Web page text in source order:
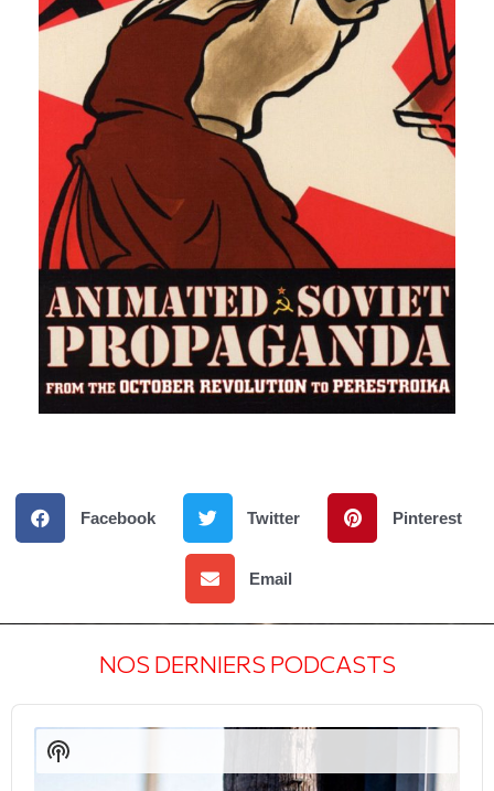
Facebook Twitter Pinterest
Email
NOS DERNIERS PODCASTS
Audio
Player
Show
Podcast